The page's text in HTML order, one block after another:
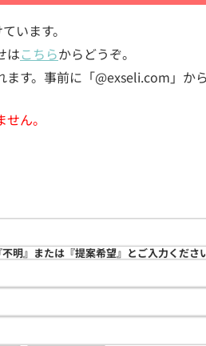
います。
はこちらからどうぞ。
す。事前に「@exseli.com」か
ん。
明』または『提案希望』とご入力くださ